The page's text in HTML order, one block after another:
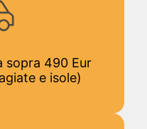
sopra 490 Eur
e isole)